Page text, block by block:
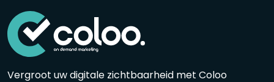
Vergroot uw digitale zichtbaarheid met Coloo